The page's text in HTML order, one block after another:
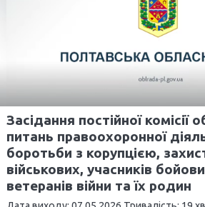
Засідання постійної комісії
питань правоохоронної
боротьби з корупцією,
військових, учасників
ветеранів війни та їх родин